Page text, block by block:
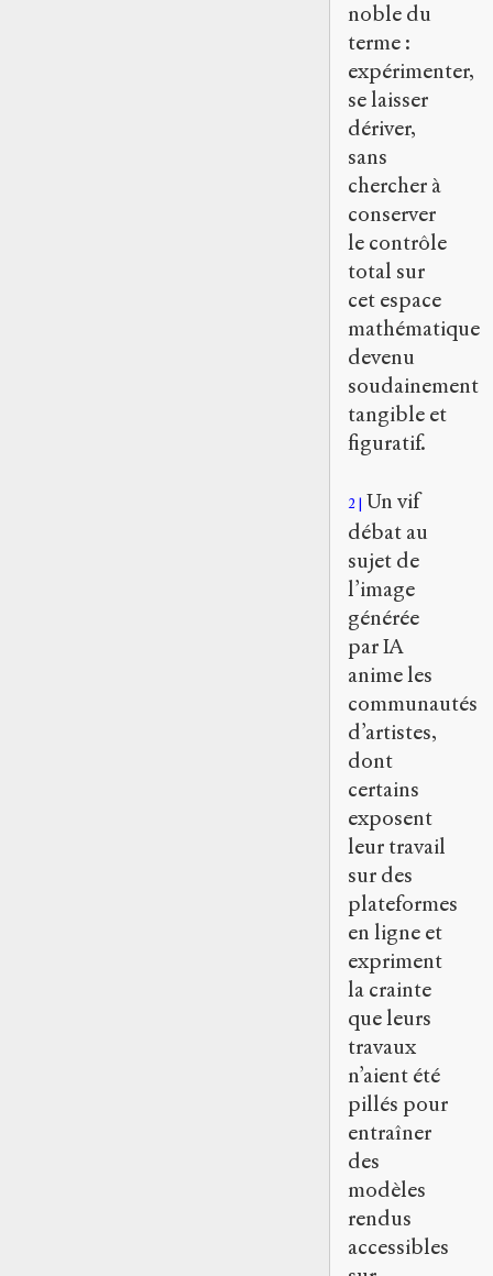
noble du
terme :
expérimenter,
se laisser
dériver,
sans
chercher à
conserver
le contrôle
total sur
cet espace
mathématique
devenu
soudainement
tangible et
figuratif.
2 Un vif
débat au
sujet de
l’image
générée
par IA
anime les
communautés
d’artistes,
dont
certains
exposent
leur travail
sur des
plateformes
en ligne et
expriment
la crainte
que leurs
travaux
n’aient été
pillés pour
entraîner
des
modèles
rendus
accessibles